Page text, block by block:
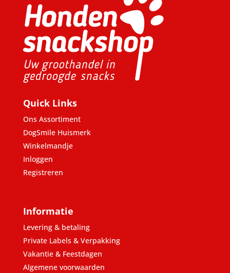
Quick Links
Ons Assortiment
DogSmile Huismerk
Winkelmandje
Inloggen
Registreren
Informatie
Levering & betaling
Private Labels & Verpakking
Vakantie & Feestdagen
Algemene voorwaarden